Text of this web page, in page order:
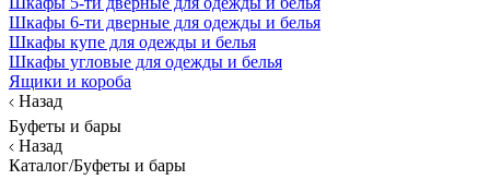
Шкафы 6-ти дверные для одежды и белья
Шкафы купе для одежды и белья
Шкафы угловые для одежды и белья
Ящики и короба
Назад
Буфеты и бары
Назад
Каталог/Буфеты и бары